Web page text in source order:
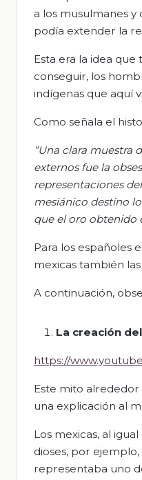
a los musulmanes
podía extender la
Esta era la idea
conseguir, los
indígenas que aquí
Como señala el
“Una clara muestra
externos fue la
representaciones
mesiánico destino
que el oro obtenido
Para los españoles
mexicas también
A continuación,
La creación
https://
Este mito alrededor
una explicación al
Los mexicas, al
dioses, por
representaba uno